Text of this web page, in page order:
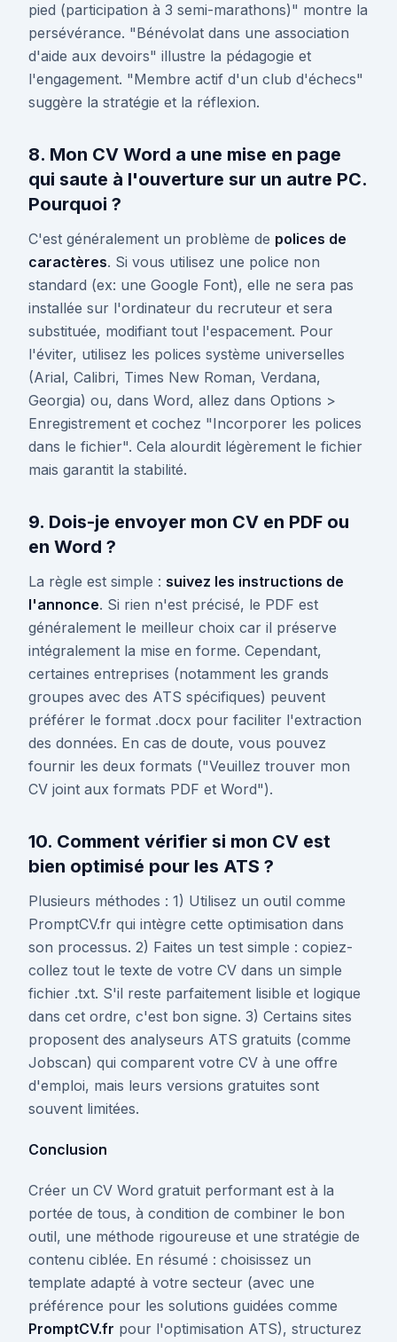
pied (participation à 3 semi-marathons)" montre la
persévérance. "Bénévolat dans une association
d'aide aux devoirs" illustre la pédagogie et
l'engagement. "Membre actif d'un club d'échecs"
suggère la stratégie et la réflexion.
8. Mon CV Word a une mise en page
qui saute à l'ouverture sur un autre PC.
Pourquoi ?
C'est généralement un problème de polices de
caractères. Si vous utilisez une police non
standard (ex: une Google Font), elle ne sera pas
installée sur l'ordinateur du recruteur et sera
substituée, modifiant tout l'espacement. Pour
l'éviter, utilisez les polices système universelles
(Arial, Calibri, Times New Roman, Verdana,
Georgia) ou, dans Word, allez dans Options >
Enregistrement et cochez "Incorporer les polices
dans le fichier". Cela alourdit légèrement le fichier
mais garantit la stabilité.
9. Dois-je envoyer mon CV en PDF ou
en Word ?
La règle est simple : suivez les instructions de
l'annonce. Si rien n'est précisé, le PDF est
généralement le meilleur choix car il préserve
intégralement la mise en forme. Cependant,
certaines entreprises (notamment les grands
groupes avec des ATS spécifiques) peuvent
préférer le format .docx pour faciliter l'extraction
des données. En cas de doute, vous pouvez
fournir les deux formats ("Veuillez trouver mon
CV joint aux formats PDF et Word").
10. Comment vérifier si mon CV est
bien optimisé pour les ATS ?
Plusieurs méthodes : 1) Utilisez un outil comme
PromptCV.fr qui intègre cette optimisation dans
son processus. 2) Faites un test simple : copiez-
collez tout le texte de votre CV dans un simple
fichier .txt. S'il reste parfaitement lisible et logique
dans cet ordre, c'est bon signe. 3) Certains sites
proposent des analyseurs ATS gratuits (comme
Jobscan) qui comparent votre CV à une offre
d'emploi, mais leurs versions gratuites sont
souvent limitées.
Conclusion
Créer un CV Word gratuit performant est à la
portée de tous, à condition de combiner le bon
outil, une méthode rigoureuse et une stratégie de
contenu ciblée. En résumé : choisissez un
template adapté à votre secteur (avec une
préférence pour les solutions guidées comme
PromptCV.fr pour l'optimisation ATS), structurez